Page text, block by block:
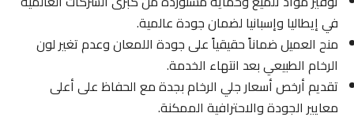
في إيطاليا وإسبانيا لضمان جودة عالمية.
منح العميل ضماناً حقيقياً على جودة اللمعان وعدم تغير لون
الرخام الطبيعي بعد انتهاء الخدمة.
تقديم أرخص أسعار جلي الرخام بجدة مع الحفاظ على أعلى
معايير الجودة والاحترافية الممكنة.